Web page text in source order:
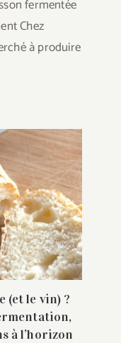
fermentée
Chez
à produire
(et le vin) ?
à l’horizon